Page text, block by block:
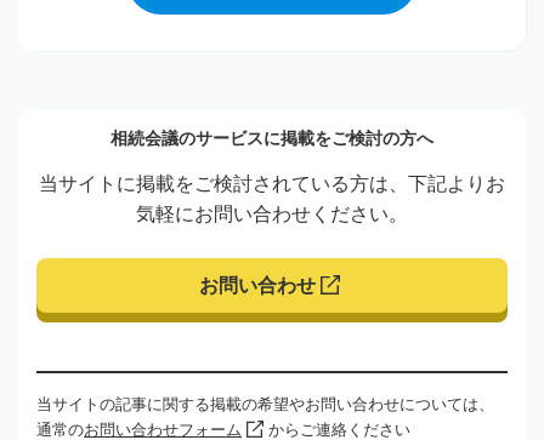
相続会議のサービスに掲載をご検討の方へ
当サイトに掲載をご検討されている方は、下記よりお
気軽にお問い合わせください。
お問い合わせ
当サイトの記事に関する掲載の希望やお問い合わせについては、
通常のお問い合わせフォーム からご連絡ください